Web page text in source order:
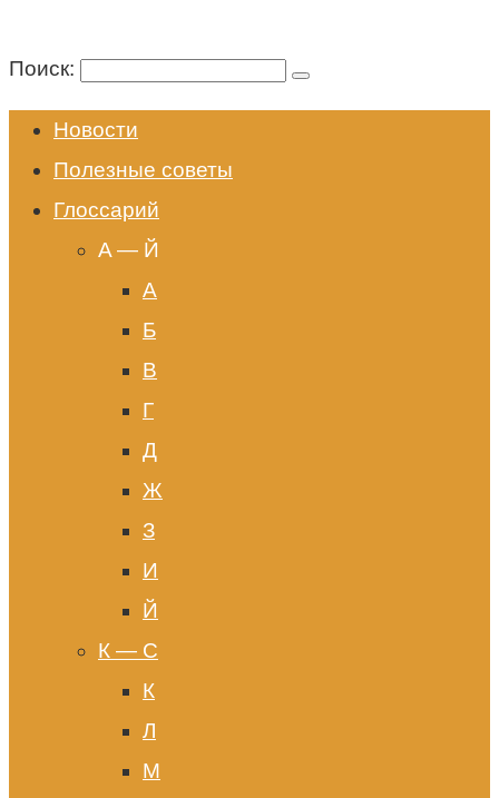
Поиск:
Новости
Полезные советы
Глоссарий
A — Й
А
Б
В
Г
Д
Ж
З
И
Й
К — С
К
Л
М